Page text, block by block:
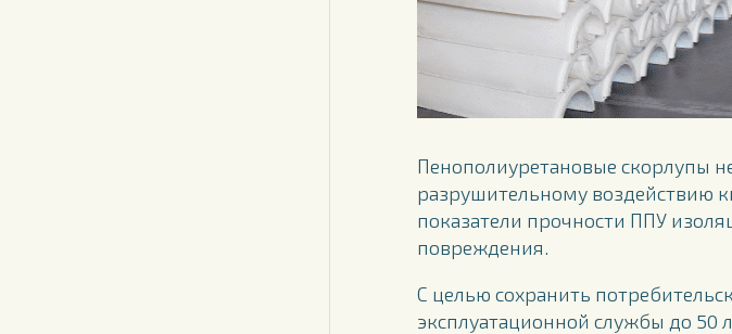
Пенополиуретановые скорлупы
разрушительному воздействию
показатели прочности ППУ
повреждения.
С целью сохранить
эксплуатационной службы до 50